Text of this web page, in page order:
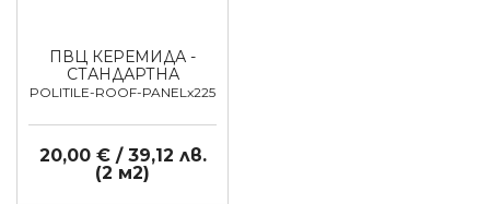
ПВЦ КЕРЕМИДА -
СТАНДАРТНА
POLITILE-ROOF-PANELx225
20,00 € / 39,12 лв.
(2 м2)